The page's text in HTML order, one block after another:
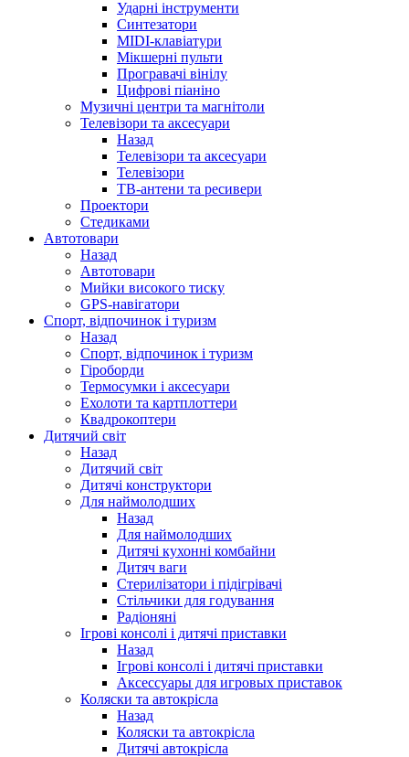
Ударні інструменти
Синтезатори
MIDI-клавіатури
Мікшерні пульти
Програвачі вінілу
Цифрові піаніно
Музичні центри та магнітоли
Телевізори та аксесуари
Назад
Телевізори та аксесуари
Телевізори
ТВ-антени та ресивери
Проектори
Стедиками
Автотовари
Назад
Автотовари
Мийки високого тиску
GPS-навігатори
Спорт, відпочинок і туризм
Назад
Спорт, відпочинок і туризм
Гіроборди
Термосумки і аксесуари
Ехолоти та картплоттери
Квадрокоптери
Дитячий світ
Назад
Дитячий світ
Дитячі конструктори
Для наймолодших
Назад
Для наймолодших
Дитячі кухонні комбайни
Дитяч ваги
Стерилізатори і підігрівачі
Стільчики для годування
Радіоняні
Ігрові консолі і дитячі приставки
Назад
Ігрові консолі і дитячі приставки
Аксессуары для игровых приставок
Коляски та автокрісла
Назад
Коляски та автокрісла
Дитячі автокрісла